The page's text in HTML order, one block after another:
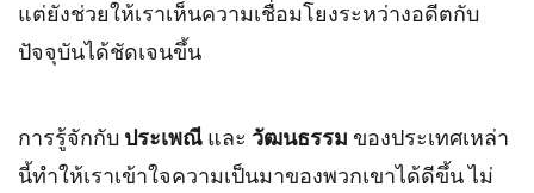
แต่ยังช่วยให้เราเห็นความเชื่อมโยงระหว่างอดีตกับ
ปัจจุบันได้ชัดเจนขึ้น
การรู้จักกับ ประเพณี และ วัฒนธรรม ของประเทศเหล่า
นี้ทำให้เราเข้าใจความเป็นมาของพวกเขาได้ดีขึ้น ไม่